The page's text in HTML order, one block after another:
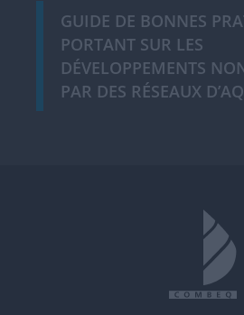
GUIDE DE BONNES
PORTANT SUR LES
DÉVELOPPEMENTS
PAR DES RÉSEAUX